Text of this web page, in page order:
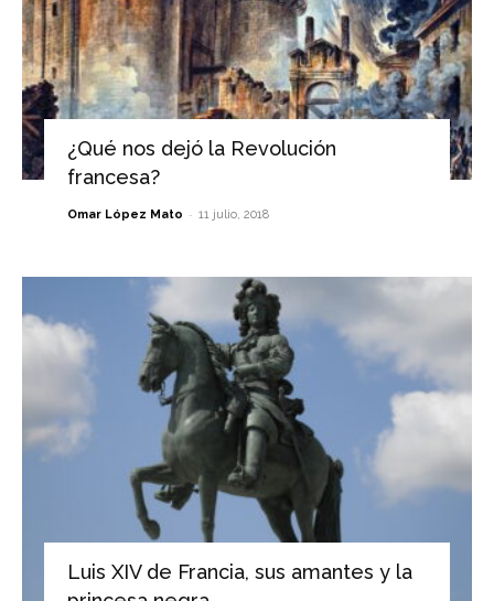
¿Qué nos dejó la Revolución
francesa?
Omar López Mato - 11 julio, 2018
Luis XIV de Francia, sus amantes y la